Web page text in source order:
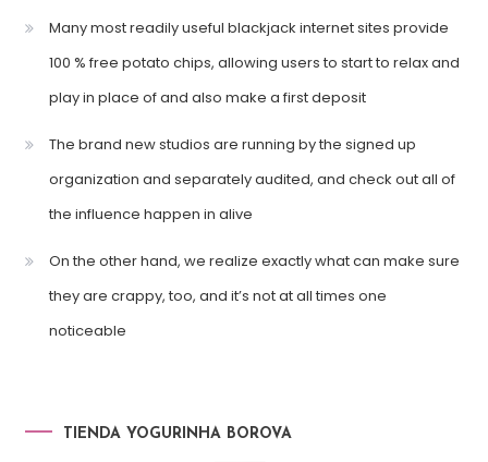
Many most readily useful blackjack internet sites provide
100 % free potato chips, allowing users to start to relax and
play in place of and also make a first deposit
The brand new studios are running by the signed up
organization and separately audited, and check out all of
the influence happen in alive
On the other hand, we realize exactly what can make sure
they are crappy, too, and it’s not at all times one
noticeable
TIENDA YOGURINHA BOROVA